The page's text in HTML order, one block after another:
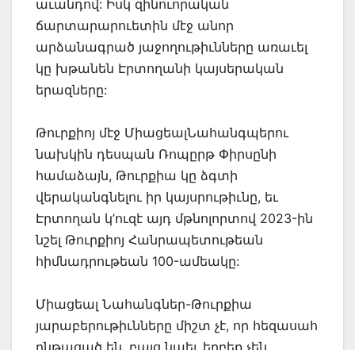
աւանդով: Իսկ զինուորական
ճարտարարուետին մէջ անոր
արձանագրած յաջողութիւնները առաւել
կը խթանեն Էրտողանի կայսերական
երազները:
Թուրքիոյ մէջ ՄիացեալՆահանգպերու
նախկին դեսպան Ռոպըրթ Փիրսընի
համաձայն, Թուրքիա կը ձգտի
վերականգնելու իր կայսրութիւնը, եւ
Էրտողան կ’ուզէ այդ մթնոլորտով 2023-ին
նշել Թուրքիոյ Հանրապետութեան
հիմնադրութեան 100-ամեակը:
Միացեալ Նահանգներ-Թուրքիա
յարաբերութիւնները միշտ չէ, որ հեզասահ
ընթացած են, բայց նաեւ երբեք չեն